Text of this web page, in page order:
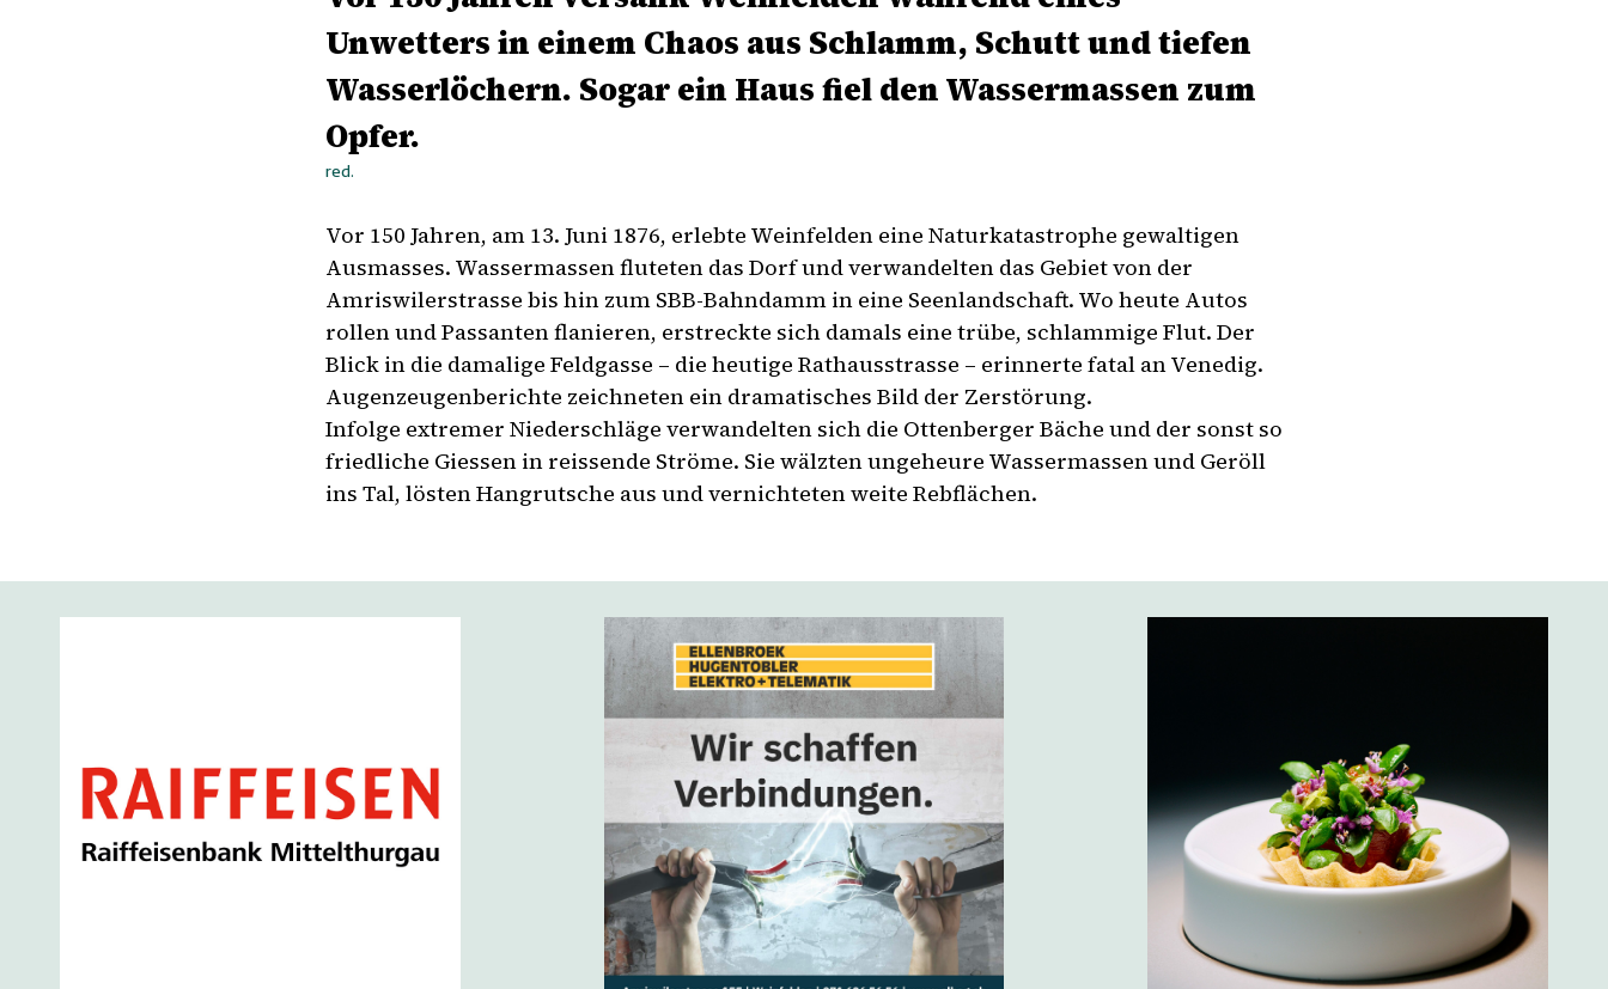
Unwetters in einem Chaos aus Schlamm, Schutt und tiefen
Wasserlöchern. Sogar ein Haus fiel den Wassermassen zum
Opfer.
red.
Vor 150 Jahren, am 13. Juni 1876, erlebte Weinfelden eine Naturkatastrophe gewaltigen
Ausmasses. Wassermassen fluteten das Dorf und verwandelten das Gebiet von der
Amriswilerstrasse bis hin zum SBB-Bahndamm in eine Seenlandschaft. Wo heute Autos
rollen und Passanten flanieren, erstreckte sich damals eine trübe, schlammige Flut. Der
Blick in die damalige Feldgasse – die heutige Rathausstrasse – erinnerte fatal an Venedig.
Augenzeugenberichte zeichneten ein dramatisches Bild der Zerstörung.
Infolge extremer Niederschläge verwandelten sich die Ottenberger Bäche und der sonst so
friedliche Giessen in reissende Ströme. Sie wälzten ungeheure Wassermassen und Geröll
ins Tal, lösten Hangrutsche aus und vernichteten weite Rebflächen.